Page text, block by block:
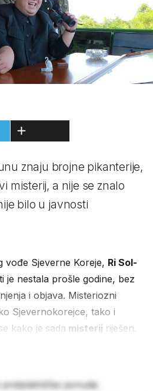
znaju brojne pikanterije,
misterij, a nije se znalo
bilo u javnosti
vođe Sjeverne Koreje, Ri Sol-
je nestala prošle godine, bez
i objava. Misteriozni
Sjevernokorejce, tako i
kako je sada misterij riješen.
pretplatničke ponude.